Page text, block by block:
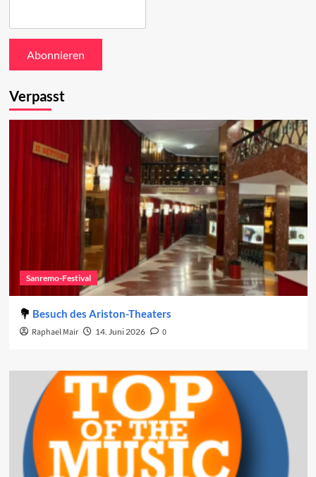
Verpasst
Sanremo-Festival
Besuch des Ariston-Theaters
Raphael Mair 14. Juni 2026 0